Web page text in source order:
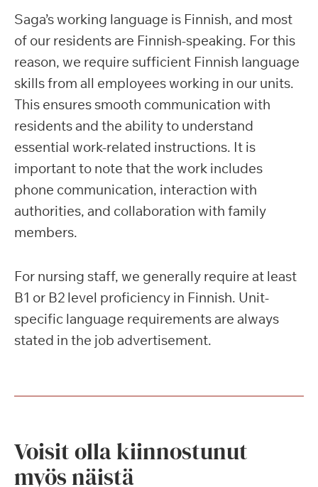
Saga’s working language is Finnish, and most
of our residents are Finnish-speaking. For this
reason, we require sufficient Finnish language
skills from all employees working in our units.
This ensures smooth communication with
residents and the ability to understand
essential work-related instructions. It is
important to note that the work includes
phone communication, interaction with
authorities, and collaboration with family
members.
For nursing staff, we generally require at least
B1 or B2 level proficiency in Finnish. Unit-
specific language requirements are always
stated in the job advertisement.
Voisit olla kiinnostunut
myös näistä